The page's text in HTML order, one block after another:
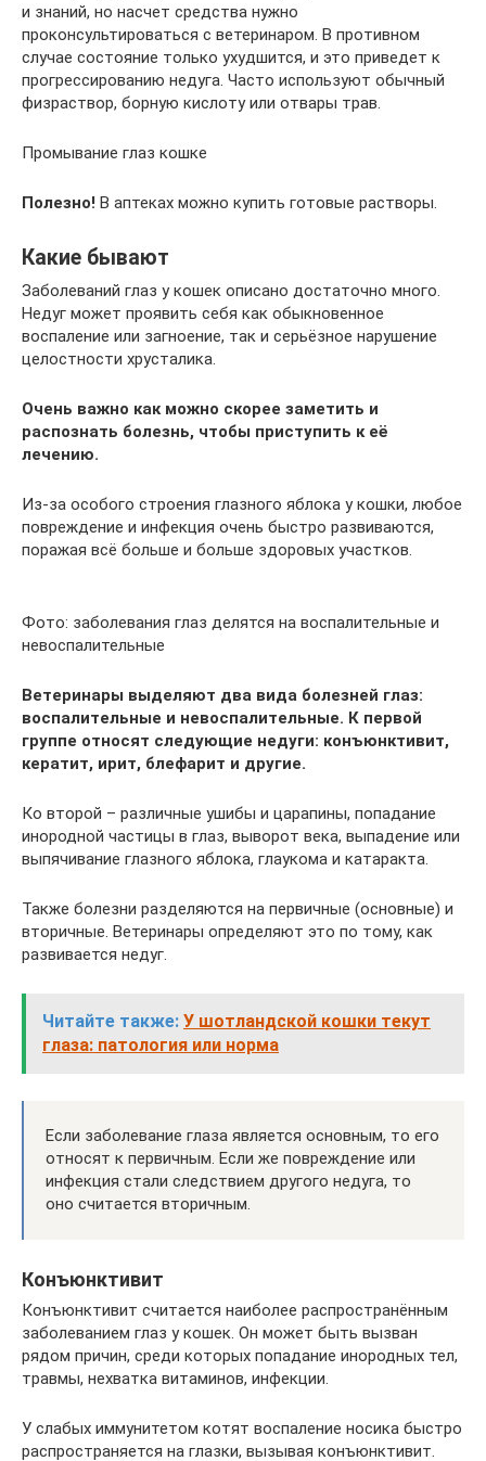
и знаний, но насчет средства нужно
проконсультироваться с ветеринаром. В противном
случае состояние только ухудшится, и это приведет к
прогрессированию недуга. Часто используют обычный
физраствор, борную кислоту или отвары трав.
Промывание глаз кошке
Полезно! В аптеках можно купить готовые растворы.
Какие бывают
Заболеваний глаз у кошек описано достаточно много.
Недуг может проявить себя как обыкновенное
воспаление или загноение, так и серьёзное нарушение
целостности хрусталика.
Очень важно как можно скорее заметить и
распознать болезнь, чтобы приступить к её
лечению.
Из-за особого строения глазного яблока у кошки, любое
повреждение и инфекция очень быстро развиваются,
поражая всё больше и больше здоровых участков.
Фото: заболевания глаз делятся на воспалительные и
невоспалительные
Ветеринары выделяют два вида болезней глаз:
воспалительные и невоспалительные. К первой
группе относят следующие недуги: конъюнктивит,
кератит, ирит, блефарит и другие.
Ко второй – различные ушибы и царапины, попадание
инородной частицы в глаз, выворот века, выпадение или
выпячивание глазного яблока, глаукома и катаракта.
Также болезни разделяются на первичные (основные) и
вторичные. Ветеринары определяют это по тому, как
развивается недуг.
Читайте также: У шотландской кошки текут
глаза: патология или норма
Если заболевание глаза является основным, то его
относят к первичным. Если же повреждение или
инфекция стали следствием другого недуга, то
оно считается вторичным.
Конъюнктивит
Конъюнктивит считается наиболее распространённым
заболеванием глаз у кошек. Он может быть вызван
рядом причин, среди которых попадание инородных тел,
травмы, нехватка витаминов, инфекции.
У слабых иммунитетом котят воспаление носика быстро
распространяется на глазки, вызывая конъюнктивит.